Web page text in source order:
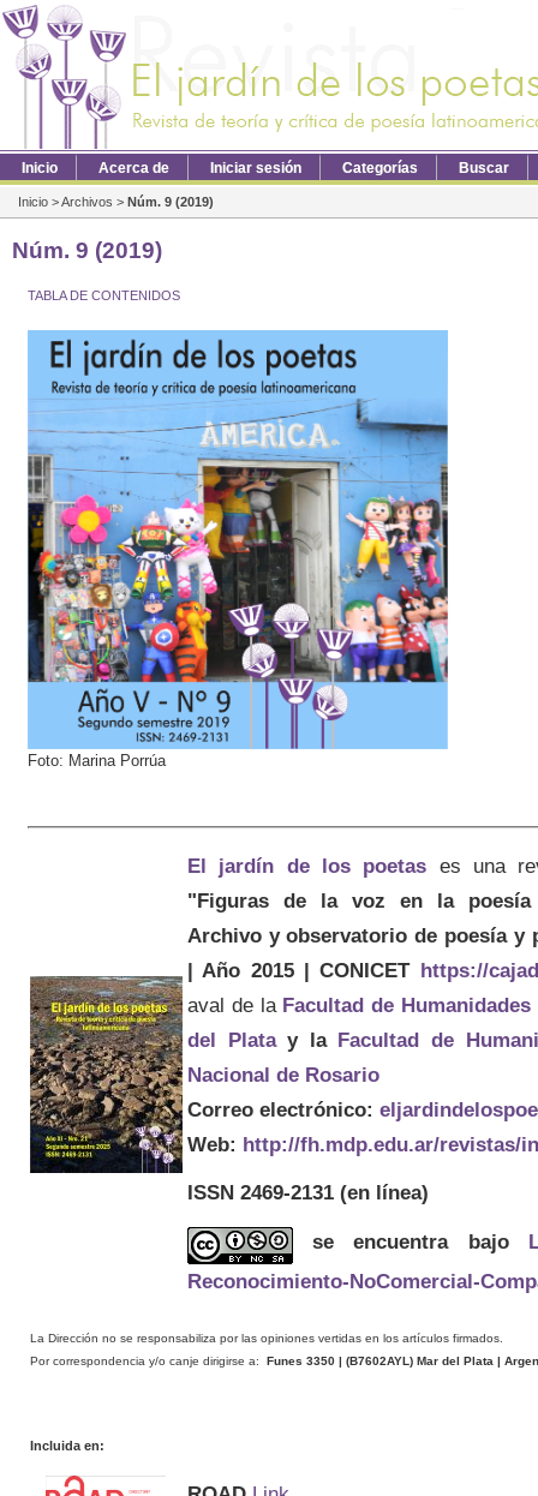
Inicio Acerca de Iniciar sesión Categorías Buscar
Inicio >Archivos > Núm. 9 (2019)
Núm. 9 (2019)
TABLA DE CONTENIDOS
Foto: Marina Porrúa
El jardín de los poetas es una
"Figuras de la voz en la poesía
Archivo y observatorio de poesía y
| Año 2015 | CONICET https://
aval de la Facultad de Humanidades
del Platay la Facultad de
Nacional de Rosario
Correo electrónico:
Web: http://fh.mdp.edu.ar/revistas/
ISSN 2469-2131 (en línea)
se encuentra bajo
Reconocimiento-NoComercial-
La Dirección no se responsabiliza por las opiniones vertidas en los artículos firmados.
Por correspondencia y/o canje dirigirse a: Funes 3350 | (B7602AYL ) Mar del Plata |
Incluida en: